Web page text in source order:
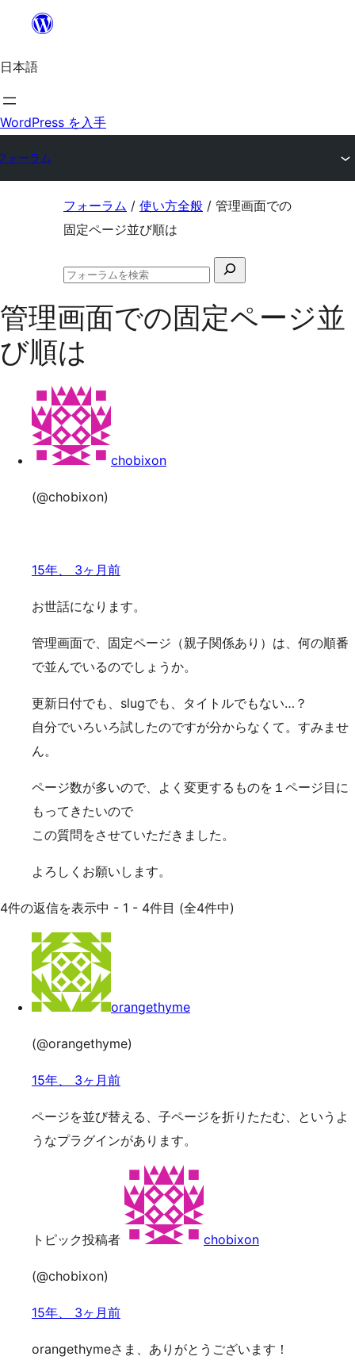
を
ス
キ
プ
日本語
WordPress を入手
ォーラム
へ
ス
フォーラム / 使い方全般 / 管理画面での
固定ページ並び順は
検
対
象:
フ
ー
管理画面での固定ページ並
び順は
chobixon
(@chobixon)
15年、 3ヶ月前
お世話になります。
管理画面で、固定ページ（親子関係あり）は、何の順番
で並んでいるのでしょうか。
更新日付でも、slugでも、タイトルでもない…？
自分でいろいろ試したのですが分からなくて。すみませ
ん。
ページ数が多いので、よく変更するものを１ページ目に
もってきたいので
この質問をさせていただきました。
よろしくお願いします。
4件の返信を表示中 - 1 - 4件目 (全4件中)
orangethyme
(@orangethyme)
15年、 3ヶ月前
ページを並び替える、子ページを折りたたむ、というよ
うなプラグインがあります。
トピック投稿者 chobixon
(@chobixon)
15年、 3ヶ月前
orangethymeさま、ありがとうございます！